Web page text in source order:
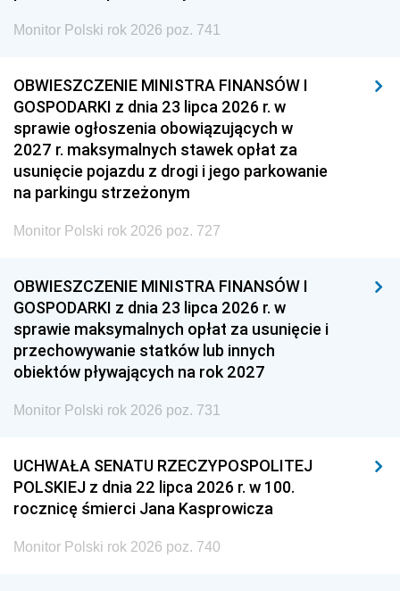
Monitor Polski rok 2026 poz. 741
OBWIESZCZENIE MINISTRA FINANSÓW I
GOSPODARKI z dnia 23 lipca 2026 r. w
sprawie ogłoszenia obowiązujących w
2027 r. maksymalnych stawek opłat za
usunięcie pojazdu z drogi i jego parkowanie
na parkingu strzeżonym
Monitor Polski rok 2026 poz. 727
OBWIESZCZENIE MINISTRA FINANSÓW I
GOSPODARKI z dnia 23 lipca 2026 r. w
sprawie maksymalnych opłat za usunięcie i
przechowywanie statków lub innych
obiektów pływających na rok 2027
Monitor Polski rok 2026 poz. 731
UCHWAŁA SENATU RZECZYPOSPOLITEJ
POLSKIEJ z dnia 22 lipca 2026 r. w 100.
rocznicę śmierci Jana Kasprowicza
Monitor Polski rok 2026 poz. 740